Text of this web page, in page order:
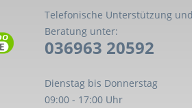
Telefonische Unterstützung und
Beratung unter:
036963 20592
Dienstag bis Donnerstag
09:00 - 17:00 Uhr